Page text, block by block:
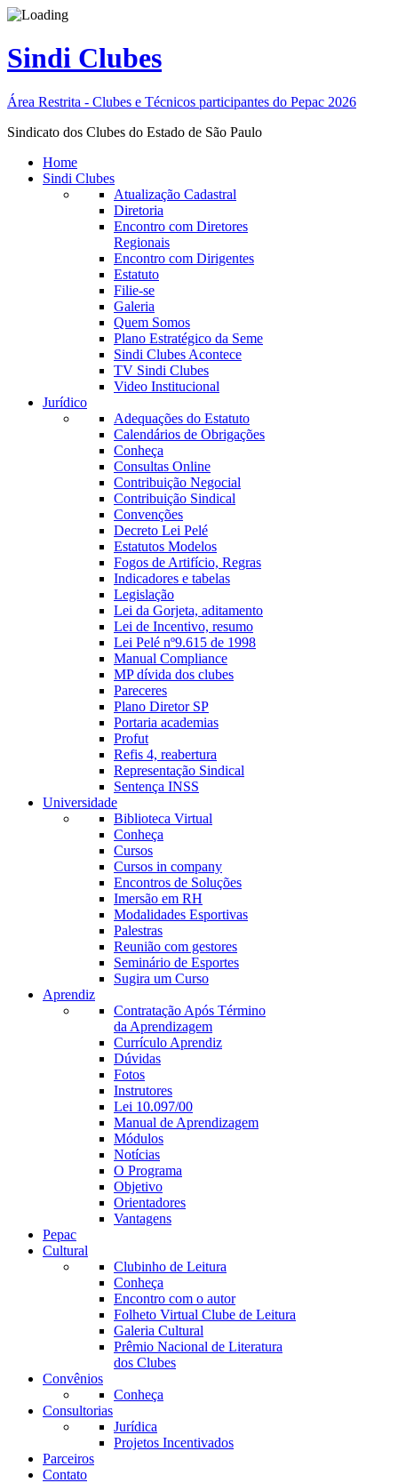
Sindi Clubes
Área Restrita - Clubes e Técnicos participantes do Pepac 2026
Sindicato dos Clubes do Estado de São Paulo
Home
Sindi Clubes
Atualização Cadastral
Diretoria
Encontro com Diretores
Regionais
Encontro com Dirigentes
Estatuto
Filie-se
Galeria
Quem Somos
Plano Estratégico da Seme
Sindi Clubes Acontece
TV Sindi Clubes
Video Institucional
Jurídico
Adequações do Estatuto
Calendários de Obrigações
Conheça
Consultas Online
Contribuição Negocial
Contribuição Sindical
Convenções
Decreto Lei Pelé
Estatutos Modelos
Fogos de Artifício, Regras
Indicadores e tabelas
Legislação
Lei da Gorjeta, aditamento
Lei de Incentivo, resumo
Lei Pelé nº9.615 de 1998
Manual Compliance
MP dívida dos clubes
Pareceres
Plano Diretor SP
Portaria academias
Profut
Refis 4, reabertura
Representação Sindical
Sentença INSS
Universidade
Biblioteca Virtual
Conheça
Cursos
Cursos in company
Encontros de Soluções
Imersão em RH
Modalidades Esportivas
Palestras
Reunião com gestores
Seminário de Esportes
Sugira um Curso
Aprendiz
Contratação Após Término
da Aprendizagem
Currículo Aprendiz
Dúvidas
Fotos
Instrutores
Lei 10.097/00
Manual de Aprendizagem
Módulos
Notícias
O Programa
Objetivo
Orientadores
Vantagens
Pepac
Cultural
Clubinho de Leitura
Conheça
Encontro com o autor
Folheto Virtual Clube de Leitura
Galeria Cultural
Prêmio Nacional de Literatura
dos Clubes
Convênios
Conheça
Consultorias
Jurídica
Projetos Incentivados
Parceiros
Contato